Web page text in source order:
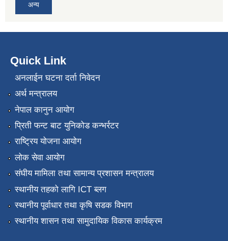
अन्य
Quick Link
अनलाईन घटना दर्ता निवेदन
अर्थ मन्त्रालय
नेपाल कानुन आयोग
प्रिती फन्ट बाट युनिकोड कन्भर्रटर
राष्ट्रिय योजना आयोग
लोक सेवा आयोग
संघीय मामिला तथा सामान्य प्रशासन मन्त्रालय
स्थानीय तहको लागि ICT ब्लग
स्थानीय पूर्वाधार तथा कृषि सडक विभाग
स्थानीय शासन तथा सामुदायिक विकास कार्यक्रम